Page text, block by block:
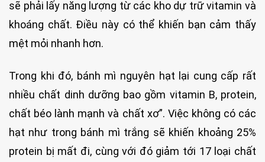
sẽ phải lấy năng lượng từ các kho dự trữ vitamin và
khoáng chất. Điều này có thể khiến bạn cảm thấy
mệt mỏi nhanh hơn.
Trong khi đó, bánh mì nguyên hạt lại cung cấp rất
nhiều chất dinh dưỡng bao gồm vitamin B, protein,
chất béo lành mạnh và chất xơ”. Việc không có các
hạt như trong bánh mì trắng sẽ khiến khoảng 25%
protein bị mất đi, cùng với đó giảm tới 17 loại chất